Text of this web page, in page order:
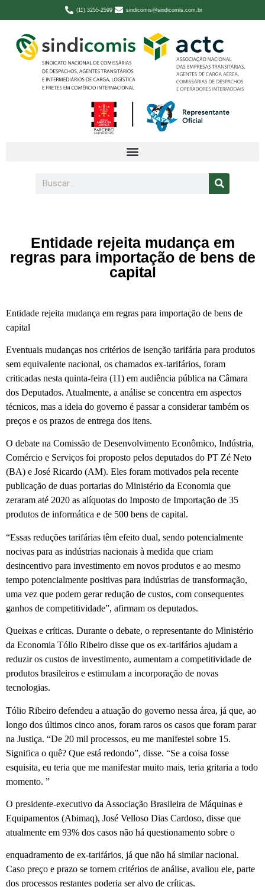
(11) 3255-2599 sindicomis@sindicomis.com.br
Entidade rejeita mudança em
regras para importação de bens de
capital
Entidade rejeita mudança em regras para importação de bens de
capital
Eventuais mudanças nos critérios de isenção tarifária para produtos
sem equivalente nacional, os chamados ex-tarifários, foram
criticadas nesta quinta-feira (11) em audiência pública na Câmara
dos Deputados. Atualmente, a análise se concentra em aspectos
técnicos, mas a ideia do governo é passar a considerar também os
preços e os prazos de entrega dos itens.
O debate na Comissão de Desenvolvimento Econômico, Indústria,
Comércio e Serviços foi proposto pelos deputados do PT Zé Neto
(BA) e José Ricardo (AM). Eles foram motivados pela recente
publicação de duas portarias do Ministério da Economia que
zeraram até 2020 as alíquotas do Imposto de Importação de 35
produtos de informática e de 500 bens de capital.
“Essas reduções tarifárias têm efeito dual, sendo potencialmente
nocivas para as indústrias nacionais à medida que criam
desincentivo para investimento em novos produtos e ao mesmo
tempo potencialmente positivas para indústrias de transformação,
uma vez que podem gerar redução de custos, com consequentes
ganhos de competitividade”, afirmam os deputados.
Queixas e críticas. Durante o debate, o representante do Ministério
da Economia Tólio Ribeiro disse que os ex-tarifários ajudam a
reduzir os custos de investimento, aumentam a competitividade de
produtos brasileiros e estimulam a incorporação de novas
tecnologias.
Tólio Ribeiro defendeu a atuação do governo nessa área, já que, ao
longo dos últimos cinco anos, foram raros os casos que foram parar
na Justiça. “De 20 mil processos, eu me manifestei sobre 15.
Significa o quê? Que está redondo”, disse. “Se a coisa fosse
esquisita, eu teria que me manifestar muito mais, teria gritaria a todo
momento. ”
O presidente-executivo da Associação Brasileira de Máquinas e
Equipamentos (Abimaq), José Velloso Dias Cardoso, disse que
atualmente em 93% dos casos não há questionamento sobre o
enquadramento de ex-tarifários, já que não há similar nacional.
Caso preço e prazo se tornem critérios de análise, avaliou ele, parte
dos processos restantes poderia ser alvo de críticas.